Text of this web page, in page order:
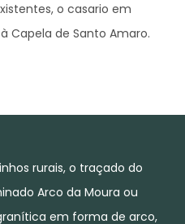
o casario em
Capela de Santo Amaro.
rurais, o traçado do
Arco da Moura ou
em forma de arco,